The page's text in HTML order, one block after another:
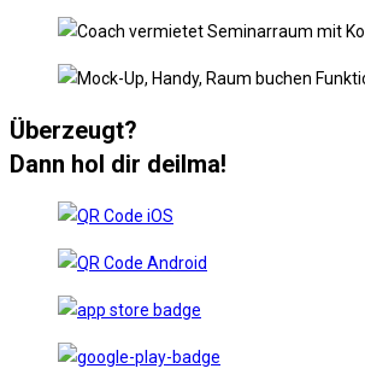
Überzeugt?
Dann hol dir deilma!